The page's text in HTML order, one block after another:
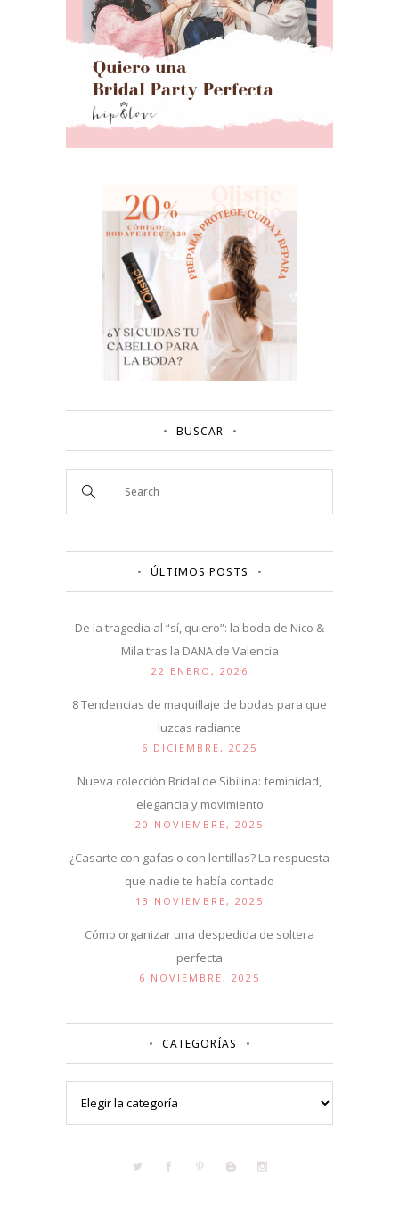
BUSCAR
ÚLTIMOS POSTS
De la tragedia al “sí, quiero”: la boda de Nico &
Mila tras la DANA de Valencia
22 ENERO, 2026
8 Tendencias de maquillaje de bodas para que
luzcas radiante
6 DICIEMBRE, 2025
Nueva colección Bridal de Sibilina: feminidad,
elegancia y movimiento
20 NOVIEMBRE, 2025
¿Casarte con gafas o con lentillas? La respuesta
que nadie te había contado
13 NOVIEMBRE, 2025
Cómo organizar una despedida de soltera
perfecta
6 NOVIEMBRE, 2025
CATEGORÍAS